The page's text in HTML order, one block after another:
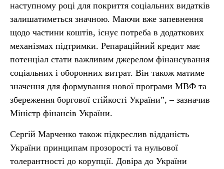
наступному році для покриття соціальних видатків
залишатиметься значною. Маючи вже запевнення
щодо частини коштів, існує потреба в додаткових
механізмах підтримки. Репараційний кредит має
потенціал стати важливим джерелом фінансування
соціальних і оборонних витрат. Він також матиме
значення для формування нової програми МВФ та
збереження боргової стійкості України”, – зазначив
Міністр фінансів України.
Сергій Марченко також підкреслив відданість
України принципам прозорості та нульової
толерантності до корупції. Довіра до України